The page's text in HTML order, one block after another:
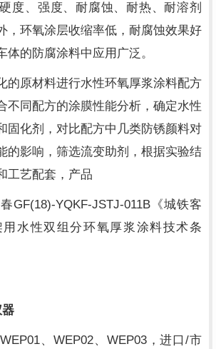
度、强度、耐腐蚀、耐热、耐溶剂
，环氧涂层收缩率低，耐腐蚀效果好
体的防腐涂料中应用广泛。
的原材料进行水性环氧厚浆涂料配方
不同配方的涂膜性能分析，确定水性
固化剂，对比配方中几类防锈颜料对
的影响，筛选流变助剂，根据实验结
工艺配套，产品
GF(18)-YQKF-JSTJ-011B 《城铁客
水性双组分环氧厚浆涂料技术条
WEP01、 WEP02、 WEP03，进口/市